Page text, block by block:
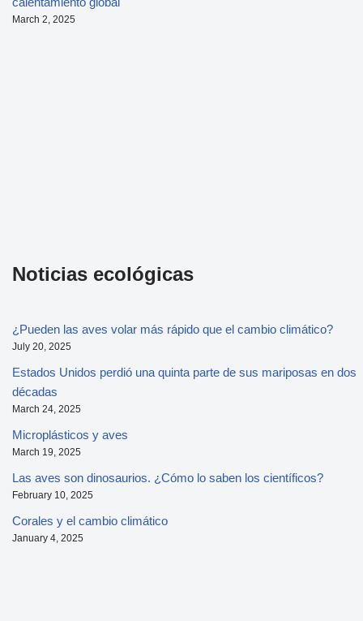
March 2, 2025
Noticias ecológicas
¿Pueden las aves volar más rápido que el cambio climático?
July 20, 2025
Estados Unidos perdió una quinta parte de sus mariposas en dos
décadas
March 24, 2025
Microplásticos y aves
March 19, 2025
Las aves son dinosaurios. ¿Cómo lo saben los científicos?
February 10, 2025
Corales y el cambio climático
January 4, 2025